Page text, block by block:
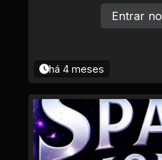
há 4 meses
Entrar